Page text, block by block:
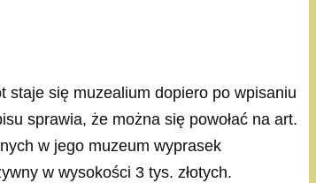
się muzealium dopiero po wpisaniu
sprawia, że można się powołać na art.
w jego muzeum wyprasek
w wysokości 3 tys. złotych.